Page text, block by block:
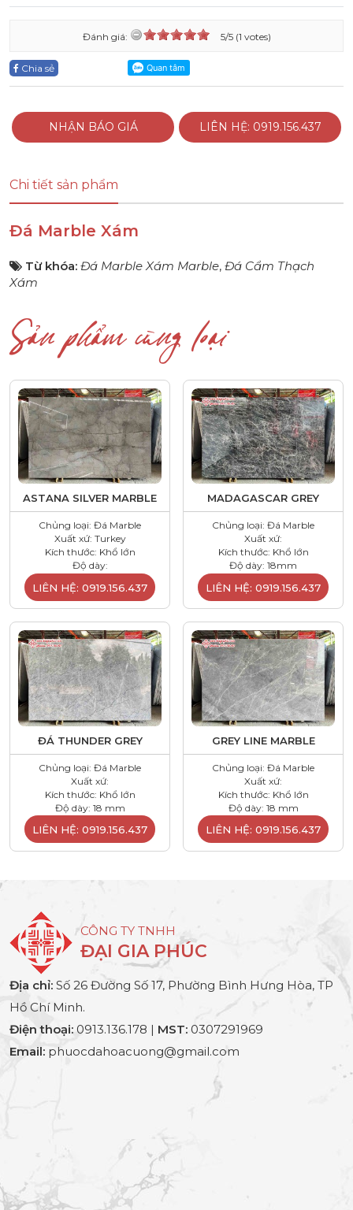
Đánh giá: 5/5 (1 votes)
Chia sẻ
NHẬN BÁO GIÁ LIÊN HỆ: 0919.156.437
Chi tiết sản phẩm
Đá Marble Xám
Từ khóa: Đá Marble Xám Marble, Đá Cẩm Thạch
Xám
Sản phẩm cùng loại
ASTANA SILVER MARBLE
Chủng loại: Đá Marble
Xuất xứ: Turkey
Kích thước: Khổ lớn
Độ dày:
LIÊN HỆ: 0919.156.437
MADAGASCAR GREY
Chủng loại: Đá Marble
Xuất xứ:
Kích thước: Khổ lớn
Độ dày: 18mm
LIÊN HỆ: 0919.156.437
ĐÁ THUNDER GREY
Chủng loại: Đá Marble
Xuất xứ:
Kích thước: Khổ lớn
Độ dày: 18 mm
LIÊN HỆ: 0919.156.437
GREY LINE MARBLE
Chủng loại: Đá Marble
Xuất xứ:
Kích thước: Khổ lớn
Độ dày: 18 mm
LIÊN HỆ: 0919.156.437
CÔNG TY TNHH
ĐẠI GIA PHÚC
Địa chỉ: Số 26 Đường Số 17, Phường Bình Hưng Hòa, TP
Hồ Chí Minh.
Điện thoại: 0913.136.178 | MST: 0307291969
Email: phuocdahoacuong@gmail.com